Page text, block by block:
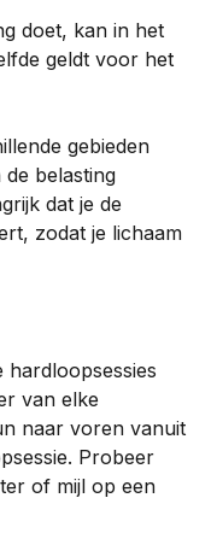
doet, kan in het
geldt voor het
gebieden
belasting
dat je de
zodat je lichaam
hardloopsessies
van elke
naar voren vanuit
Probeer
of mijl op een